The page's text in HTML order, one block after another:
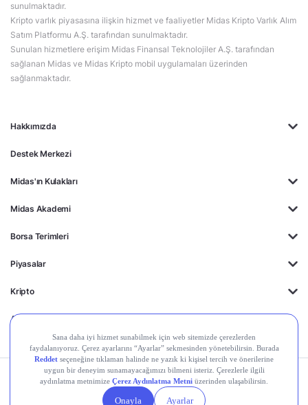
Hakkımızda
Destek Merkezi
Midas'ın Kulakları
Midas Akademi
Borsa Terimleri
Piyasalar
Kripto
Ayrıcalıklar
sunulmaktadır.
Kripto varlık piyasasına ilişkin hizmet ve faaliyetler Midas Kripto Varlık Alım
Satım Platformu A.Ş. tarafından sunulmaktadır.
Sunulan hizmetlere erişim Midas Finansal Teknolojiler A.Ş. tarafından
sağlanan Midas ve Midas Kripto mobil uygulamaları üzerinden
sağlanmaktadır.
Kişisel Verilerin
Gizlilik
Politikası
Yasal
Duyurular
Çerez